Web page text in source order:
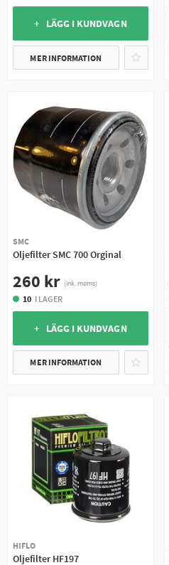
+ LÄGG I KUNDVAGN
MER INFORMATION
SMC
Oljefilter SMC 700 Orginal
260 kr (ink. moms)
10 I LAGER
+ LÄGG I KUNDVAGN
MER INFORMATION
HIFLO
Oljefilter HF197